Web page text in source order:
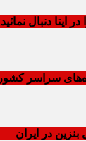
در ایتا دنبال
سراسر کشور
در ایران